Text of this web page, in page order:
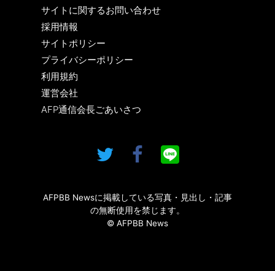
サイトに関するお問い合わせ
採用情報
サイトポリシー
プライバシーポリシー
利用規約
運営会社
AFP通信会長ごあいさつ
AFPBB Newsに掲載している写真・見出し・記事
の無断使用を禁じます。
© AFPBB News